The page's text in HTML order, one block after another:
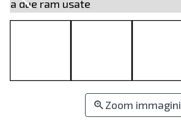
Zoom immagini